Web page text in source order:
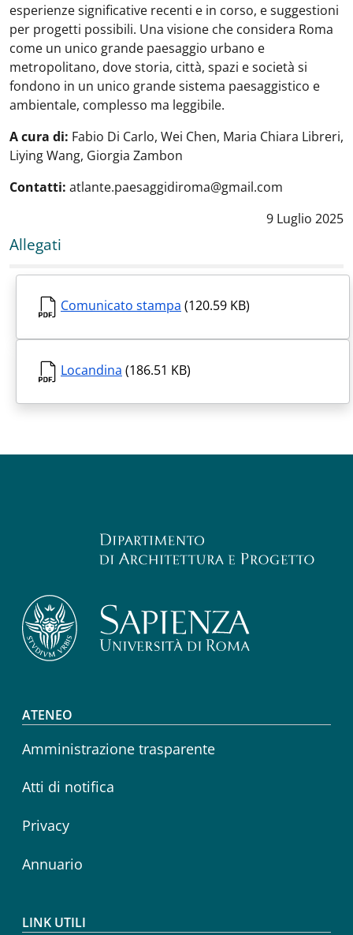
esperienze significative recenti e in corso, e suggestioni
per progetti possibili. Una visione che considera Roma
come un unico grande paesaggio urbano e
metropolitano, dove storia, città, spazi e società si
fondono in un unico grande sistema paesaggistico e
ambientale, complesso ma leggibile.
A cura di: Fabio Di Carlo, Wei Chen, Maria Chiara Libreri,
Liying Wang, Giorgia Zambon
Contatti: atlante.paesaggidiroma@gmail.com
Data notizia
9 Luglio 2025
Allegati
Comunicato stampa (120.59 KB)
Locandina (186.51 KB)
Footer menu
ATENEO
Amministrazione trasparente
Atti di notifica
Privacy
Annuario
LINK UTILI